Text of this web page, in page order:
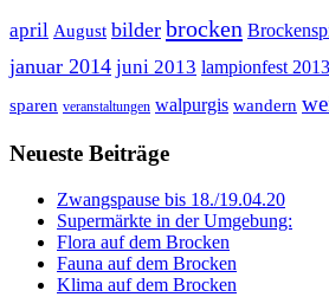
april August bilder brocken
januar 2014 juni 2013 lampionfest 2013
sparen veranstaltungen walpurgis wandern
Neueste Beiträge
Zwangspause bis 18./19.04.20
Supermärkte in der Umgebung:
Flora auf dem Brocken
Fauna auf dem Brocken
Klima auf dem Brocken